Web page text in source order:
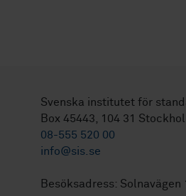
Svenska institutet för
Box 45443, 104 31
08-555 520 00
info@sis.se
Besöksadress: Solnavägen